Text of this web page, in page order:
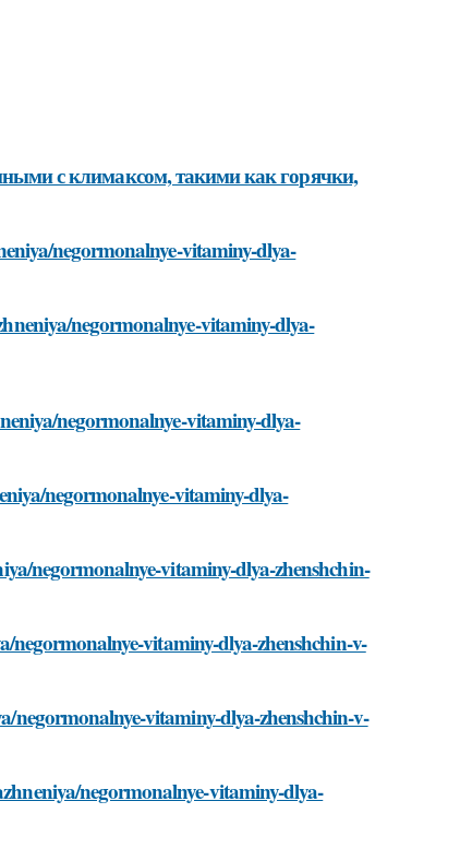
с климаксом, такими как горячки,
negormonalnye-vitaminy-dlya-
negormonalnye-vitaminy-dlya-
negormonalnye-vitaminy-dlya-
negormonalnye-vitaminy-dlya-
negormonalnye-vitaminy-dlya-zhenshchin-
vitaminy-dlya-zhenshchin-v-
vitaminy-dlya-zhenshchin-v-
negormonalnye-vitaminy-dlya-